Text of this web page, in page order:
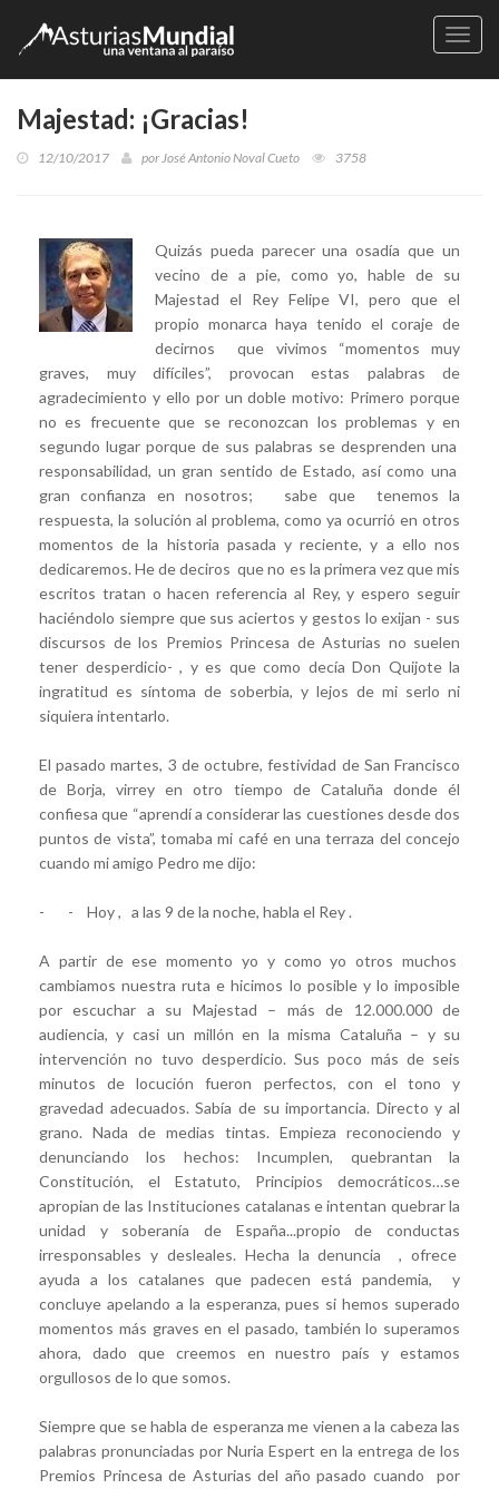
Majestad: ¡Gracias!
12/10/2017 porJosé Antonio Noval Cueto 3758
Quizás pueda parecer una osadía que un
vecino de a pie, como yo, hable de su
Majestad el Rey Felipe VI, pero que el
propio monarca haya tenido el coraje de
decirnos que vivimos “momentos muy
graves, muy difíciles”, provocan estas palabras de
agradecimiento y ello por un doble motivo: Primero porque
no es frecuente que se reconozcan los problemas y en
segundo lugar porque de sus palabras se desprenden una
responsabilidad, un gran sentido de Estado, así como una
gran confianza en nosotros; sabe que tenemos la
respuesta, la solución al problema, como ya ocurrió en otros
momentos de la historia pasada y reciente, y a ello nos
dedicaremos. He de deciros que no es la primera vez que mis
escritos tratan o hacen referencia al Rey, y espero seguir
haciéndolo siempre que sus aciertos y gestos lo exijan - sus
discursos de los Premios Princesa de Asturias no suelen
tener desperdicio- , y es que como decía Don Quijote la
ingratitud es síntoma de soberbia, y lejos de mi serlo ni
siquiera intentarlo.
El pasado martes, 3 de octubre, festividad de San Francisco
de Borja, virrey en otro tiempo de Cataluña donde él
confiesa que “aprendí a considerar las cuestiones desde dos
puntos de vista”, tomaba mi café en una terraza del concejo
cuando mi amigo Pedro me dijo:
- - Hoy , a las 9 de la noche, habla el Rey .
A partir de ese momento yo y como yo otros muchos
cambiamos nuestra ruta e hicimos lo posible y lo imposible
por escuchar a su Majestad – más de 12.000.000 de
audiencia, y casi un millón en la misma Cataluña – y su
intervención no tuvo desperdicio. Sus poco más de seis
minutos de locución fueron perfectos, con el tono y
gravedad adecuados. Sabía de su importancia. Directo y al
grano. Nada de medias tintas. Empieza reconociendo y
denunciando los hechos: Incumplen, quebrantan la
Constitución, el Estatuto, Principios democráticos…se
apropian de las Instituciones catalanas e intentan quebrar la
unidad y soberanía de España...propio de conductas
irresponsables y desleales. Hecha la denuncia , ofrece
ayuda a los catalanes que padecen está pandemia, y
concluye apelando a la esperanza, pues si hemos superado
momentos más graves en el pasado, también lo superamos
ahora, dado que creemos en nuestro país y estamos
orgullosos de lo que somos.
Siempre que se habla de esperanza me vienen a la cabeza las
palabras pronunciadas por Nuria Espert en la entrega de los
Premios Princesa de Asturias del año pasado cuando por